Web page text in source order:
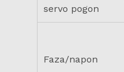
servo pogon
Faza/napon